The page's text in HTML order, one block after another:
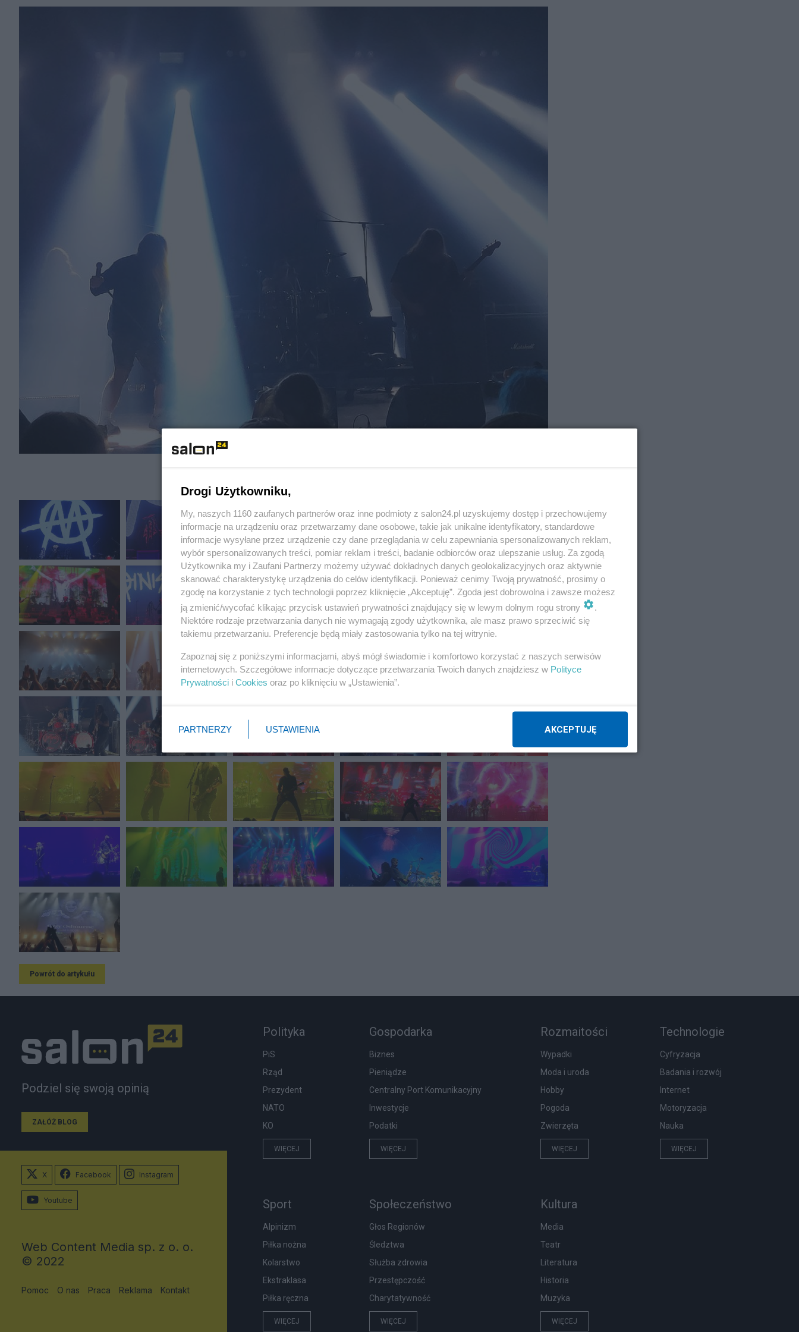
Powrót do artykułu
Podziel się swoją opinią
ZAŁÓŻ BLOG
Polityka
PiS
Rząd
Prezydent
NATO
KO
WIĘCEJ
Gospodarka
Biznes
Pieniądze
Centralny Port Komunikacyjny
Inwestycje
Podatki
WIĘCEJ
Rozmaitości
Wypadki
Moda i uroda
Hobby
Pogoda
Zwierzęta
WIĘCEJ
Technologie
Cyfryzacja
Badania i rozwój
Internet
Motoryzacja
Nauka
WIĘCEJ
Sport
Alpinizm
Piłka nożna
Kolarstwo
Ekstraklasa
Piłka ręczna
WIĘCEJ
Społeczeństwo
Głos Regionów
Śledztwa
Służba zdrowia
Przestępczość
Charytatywność
WIĘCEJ
Kultura
Media
Teatr
Literatura
Historia
Muzyka
WIĘCEJ
X Facebook Instagram
Youtube
Web Content Media sp. z o. o.
© 2022
Pomoc O nas Praca Reklama Kontakt
Drogi Użytkowniku,
My, naszych 1160 zaufanych partnerów oraz inne podmioty z salon24.pl uzyskujemy dostęp i przechowujemy
informacje na urządzeniu oraz przetwarzamy dane osobowe, takie jak unikalne identyfikatory, standardowe
informacje wysyłane przez urządzenie czy dane przeglądania w celu zapewniania spersonalizowanych reklam,
wybór spersonalizowanych treści, pomiar reklam i treści, badanie odbiorców oraz ulepszanie usług. Za zgodą
Użytkownika my i Zaufani Partnerzy możemy używać dokładnych danych geolokalizacyjnych oraz aktywnie
skanować charakterystykę urządzenia do celów identyfikacji. Ponieważ cenimy Twoją prywatność, prosimy o
zgodę na korzystanie z tych technologii poprzez kliknięcie „Akceptuję”. Zgoda jest dobrowolna i zawsze możesz
ją zmienić/wycofać klikając przycisk ustawień prywatności znajdujący się w lewym dolnym rogu strony
.
Niektóre rodzaje przetwarzania danych nie wymagają zgody użytkownika, ale masz prawo sprzeciwić się
takiemu przetwarzaniu. Preferencje będą miały zastosowania tylko na tej witrynie.
Zapoznaj się z poniższymi informacjami, abyś mógł świadomie i komfortowo korzystać z naszych serwisów
internetowych. Szczegółowe informacje dotyczące przetwarzania Twoich danych znajdziesz w Polityce
Prywatności i Cookies oraz po kliknięciu w „Ustawienia”.
PARTNERZY USTAWIENIA AKCEPTUJĘ